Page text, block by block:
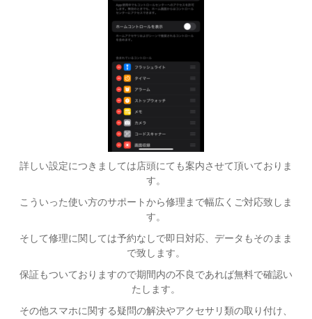
詳しい設定につきましては店頭にても案内させて頂いておりま
す。
こういった使い方のサポートから修理まで幅広くご対応致しま
す。
そして修理に関しては予約なしで即日対応、データもそのまま
で致します。
保証もついておりますので期間内の不良であれば無料で確認い
たします。
その他スマホに関する疑問の解決やアクセサリ類の取り付け、